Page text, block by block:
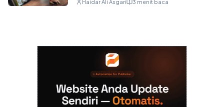
Haidar Ali Asgari 3 menit baca